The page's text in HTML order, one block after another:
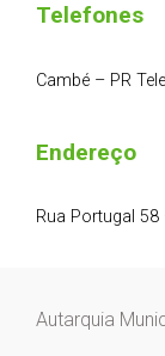
Telefones
Cambé – PR
Endereço
Rua Portugal
Autarquia